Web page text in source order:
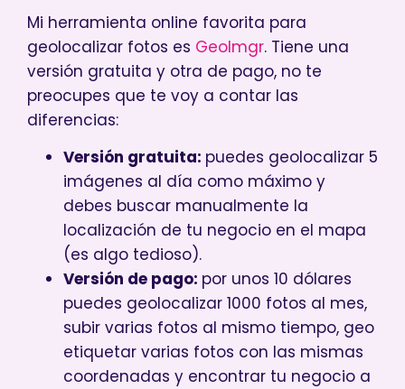
Mi herramienta online favorita para
geolocalizar fotos es GeoImgr. Tiene una
versión gratuita y otra de pago, no te
preocupes que te voy a contar las
diferencias:
Versión gratuita: puedes geolocalizar 5
imágenes al día como máximo y
debes buscar manualmente la
localización de tu negocio en el mapa
(es algo tedioso).
Versión de pago: por unos 10 dólares
puedes geolocalizar 1000 fotos al mes,
subir varias fotos al mismo tiempo, geo
etiquetar varias fotos con las mismas
coordenadas y encontrar tu negocio a